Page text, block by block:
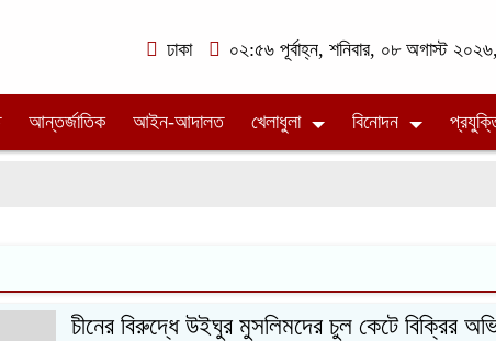
ঢাকা ০২:৫৬ পূর্বাহ্ন, শনিবার, ০৮ অগাস্ট
আন্তর্জাতিক আইন-আদালত খেলাধুলা বিনোদন
চীনের বিরুদ্ধে উইঘুর মুসলিমদের চুল কেটে বিক্রির